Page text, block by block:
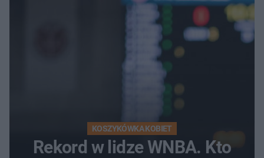
KOSZYKÓWKA KOBIET
Rekord w lidze WNBA. Kto